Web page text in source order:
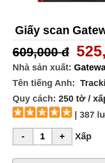
Giấy scan
609,000 đ
Nhà sản xuất:
Tên tiếng Anh:
Quy cách: 250 tờ /
| 387
Xấp